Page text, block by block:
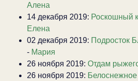
Алена
14 декабря 2019: Роскошный
Елена
02 декабря 2019: Подросток
- Мария
26 ноября 2019: Отдам
26 ноября 2019: